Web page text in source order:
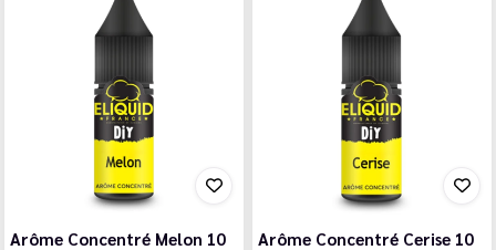
Arôme Concentré Melon 10
Arôme Concentré Cerise 10